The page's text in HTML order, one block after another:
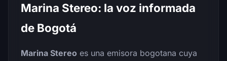
Marina Stereo: la voz informada
de Bogotá
Marina Stereo es una emisora bogotana cuya